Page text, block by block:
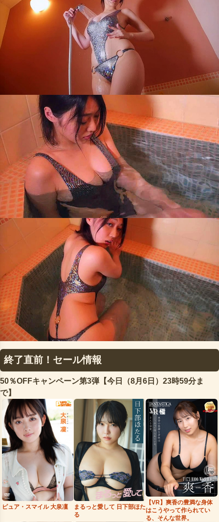
終了直前！セール情報
50％OFFキャンペーン第3弾【今日（8月6日）23時59分ま
で】
ピュア・スマイル 大泉凜
まるっと愛して 日下部ほた
る
【VR】爽香の豊満な身体
はこうやって作られてい
る、そんな世界。